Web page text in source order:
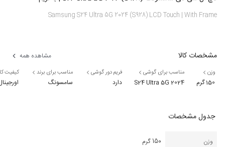
Samsung S24 Ultra 5G 2024 (S928) LCD Touch | With Frame
مشخصات کالا مشاهده همه
وزن
150 گرم
مناسب برای گوشی
S24 Ultra 5G 2024
فریم دور گوشی
دارد
مناسب برای برند
سامسونگ
کیفیت
جدول مشخصات
وزن
150 گرم